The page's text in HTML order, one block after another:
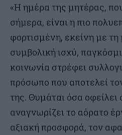
«Η ημέρα της μητέρας,
σήμερα, είναι η πιο
φορτισμένη, εκείνη με
συμβολική ισχύ,
κοινωνία στρέφει
πρόσωπο που αποτελεί
της. Θυμάται όσα οφείλει
αναγνωρίζει το αόρατο
αξιακή προσφορά, τον